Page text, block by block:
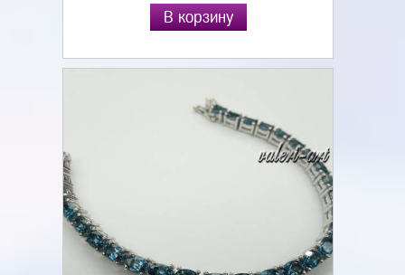
В корзину